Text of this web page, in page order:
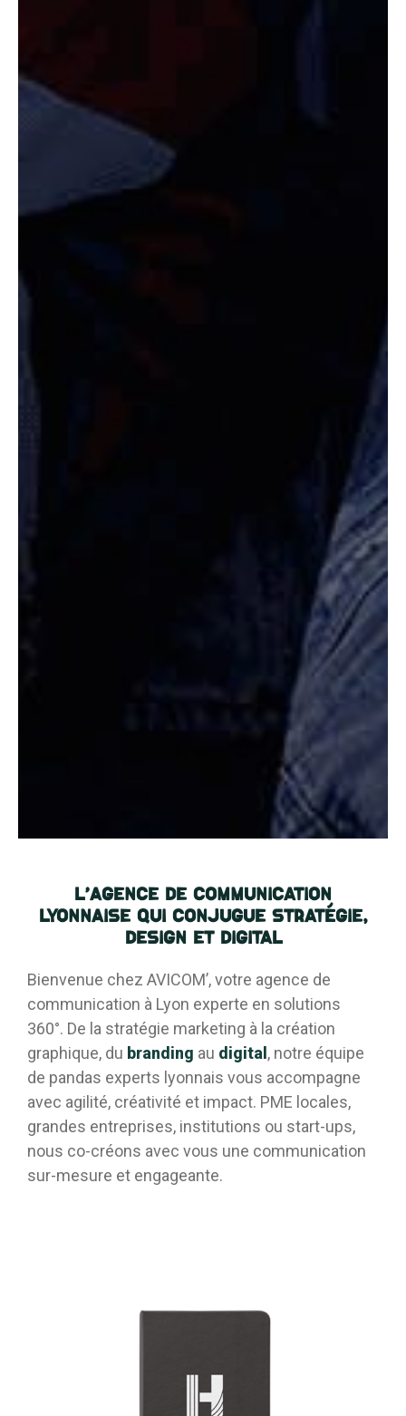
L’agence de communication
lyonnaise qui conjugue stratégie,
design et digital
Bienvenue chez AVICOM’, votre agence de
communication à Lyon experte en solutions
360°. De la stratégie marketing à la création
graphique, du branding au digital , notre équipe
de pandas experts lyonnais vous accompagne
avec agilité, créativité et impact. PME locales,
grandes entreprises, institutions ou start-ups,
nous co-créons avec vous une communication
sur-mesure et engageante.